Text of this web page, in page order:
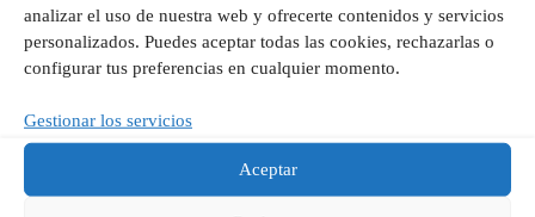
analizar el uso de nuestra web y ofrecerte contenidos y servicios
personalizados. Puedes aceptar todas las cookies, rechazarlas o
configurar tus preferencias en cualquier momento.
Gestionar los servicios
Aceptar
Síguenos en Redes